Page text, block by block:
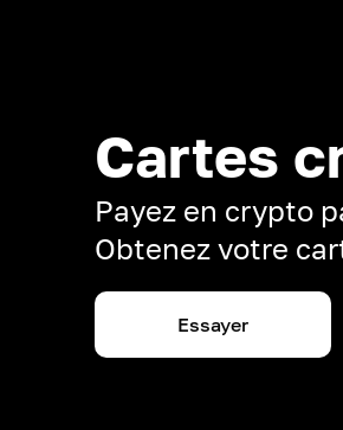
Cartes
Payez en crypto
Obtenez votre
Essayer